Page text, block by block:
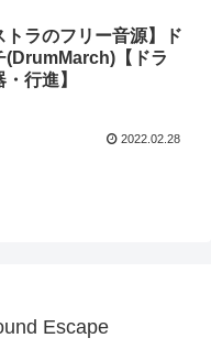
トラのフリー音源】ド
(DrumMarch)【ドラ
行進】
2022.02.28
Escape